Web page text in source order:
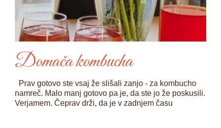
Domača kombucha
Prav gotovo ste vsaj že slišali zanjo - za kombucho
namreč. Malo manj gotovo pa je, da ste jo že poskusili.
Verjamem. Čeprav drži, da je v zadnjem času